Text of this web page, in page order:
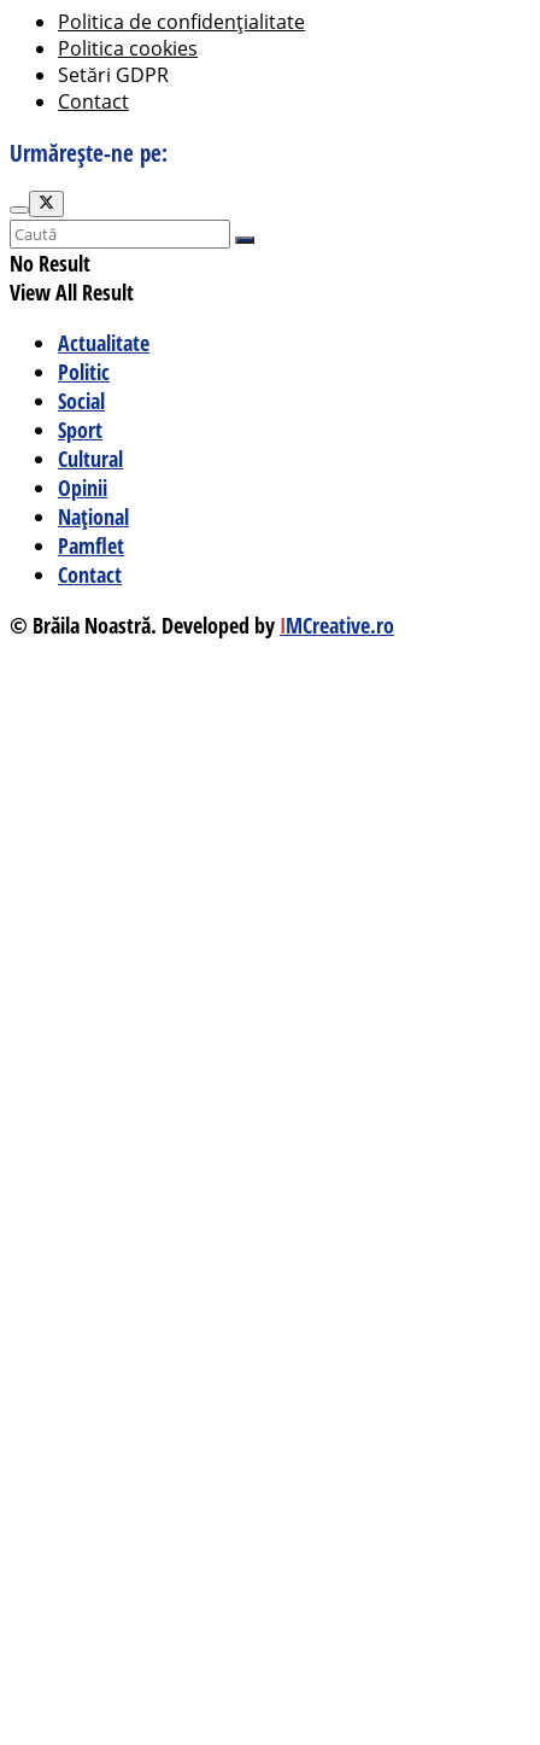
Politica de confidențialitate
Politica cookies
Setări GDPR
Contact
Urmărește-ne pe:
No Result
View All Result
Actualitate
Politic
Social
Sport
Cultural
Opinii
Național
Pamflet
Contact
© Brăila Noastră. Developed by IMCreative.ro